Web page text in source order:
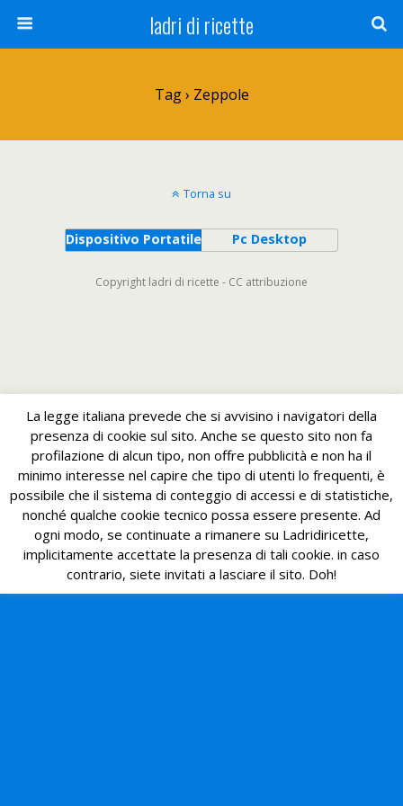
ladri di ricette
Tag › Zeppole
Torna su
Dispositivo Portatile Pc Desktop
Copyright ladri di ricette - CC attribuzione
La legge italiana prevede che si avvisino i navigatori della
presenza di cookie sul sito. Anche se questo sito non fa
profilazione di alcun tipo, non offre pubblicità e non ha il
minimo interesse nel capire che tipo di utenti lo frequenti, è
possibile che il sistema di conteggio di accessi e di statistiche,
nonché qualche cookie tecnico possa essere presente. Ad
ogni modo, se continuate a rimanere su Ladridiricette,
implicitamente accettate la presenza di tali cookie. in caso
contrario, siete invitati a lasciare il sito. Doh!